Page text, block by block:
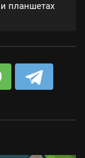
планшетах